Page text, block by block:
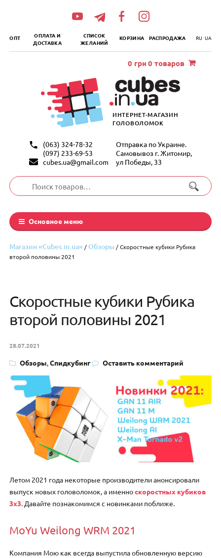
ОПТ
ОПЛАТА И
ДОСТАВКА
СПИСОК
ЖЕЛАНИЙ
КОРЗИНА РАСПРОДАЖА RU UA
ИНТЕРНЕТ-МАГАЗИН
ГОЛОВОЛОМОК
(063) 324-78-32
(097) 233-69-53
cubes.ua@gmail.com
Отправка по Украине.
Самовывоз г. Житомир,
ул Победы, 33
Искать:
Основное меню
0 грн 0 товаров
Магазин «Cubes.in.ua» / Обзоры / Скоростные кубики Рубика
второй половины 2021
Скоростные кубики Рубика
второй половины 2021
28.07.2021
Обзоры,Спидкубинг Оставить комментарий
Летом 2021 года некоторые производители анонсировали
выпуск новых головоломок, а именноскоростных кубиков
3х3. Давайте познакомимся с новинками поближе.
MoYu Weilong WRM 2021
Компания Мою как всегда выпустила обновленную версию